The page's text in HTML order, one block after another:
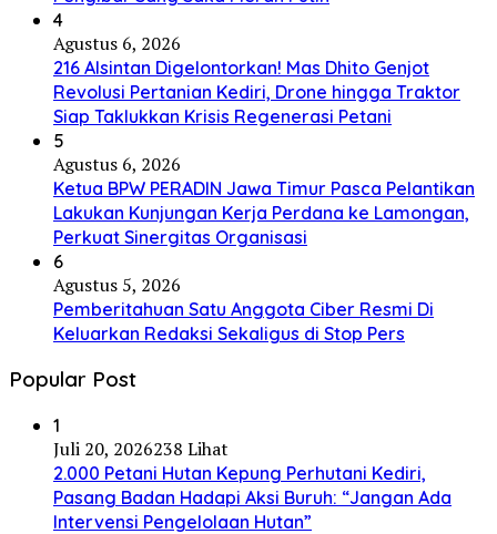
4
Agustus 6, 2026
216 Alsintan Digelontorkan! Mas Dhito Genjot
Revolusi Pertanian Kediri, Drone hingga Traktor
Siap Taklukkan Krisis Regenerasi Petani
5
Agustus 6, 2026
Ketua BPW PERADIN Jawa Timur Pasca Pelantikan
Lakukan Kunjungan Kerja Perdana ke Lamongan,
Perkuat Sinergitas Organisasi
6
Agustus 5, 2026
Pemberitahuan Satu Anggota Ciber Resmi Di
Keluarkan Redaksi Sekaligus di Stop Pers
Popular Post
1
Juli 20, 2026238 Lihat
2.000 Petani Hutan Kepung Perhutani Kediri,
Pasang Badan Hadapi Aksi Buruh: “Jangan Ada
Intervensi Pengelolaan Hutan”